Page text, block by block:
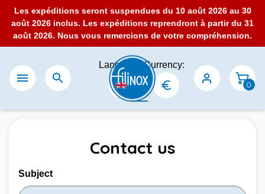
Les expéditions seront suspendues du 10 août 2026 au 30
août 2026 inclus. Les expéditions reprendront à partir du 31
août 2026. Nous vous remercions de votre compréhension.
 
Language:Currency:
0
Contact us
Subject